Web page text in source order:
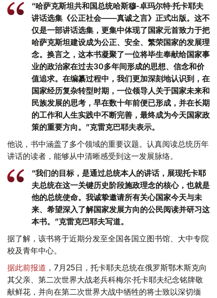
“哈萨克斯坦共和国总统哈斯穆-卓玛尔特·托卡耶夫
讲话选集《公正社会——真诚之言》正式出版。这不
仅是一部讲话选集，更集中体现了国家元首致力于把
哈萨克斯坦建设成为公正、安全、繁荣国家的发展理
念。换言之，这本书凝聚了一位将毕生奉献给国家事
业的政治家在过去30多年间形成的思想、信念和价
值追求。在编纂过程中，我们更加深刻地认识到，在
国家经历复杂转型时期，一位领导人关于国家未来和
民族发展的思考，早在数十年前便已形成，并在长期
的工作和人生实践中不断完善，最终成为今天国家政
策的重要方向。”克雷克巴耶夫表示。
他说，书中涵盖了多个领域的重要议题。认真阅读总统历年
讲话的读者，能够从中清晰感受到这一发展脉络。
“我们的目标，是通过总统本人的讲话，展现托卡耶
夫总统在这一关键历史阶段施政理念的核心，也就是
他的总统使命。我诚挚邀请所有关心国家今天与未
来、希望深入了解国家发展方向的公民阅读并研习这
本书。”克雷克巴耶夫写道。
据了解，该书将于近期分发至全国各国立图书馆、大中专院
校及青年中心。
据此前报道 ，7月25日，托卡耶夫总统在俄罗斯鄂木斯克向
其父亲、第二次世界大战老兵科梅尔·托卡耶夫纪念铭牌敬
献鲜花，并向在第二次世界大战中牺牲的将士致以深切缅